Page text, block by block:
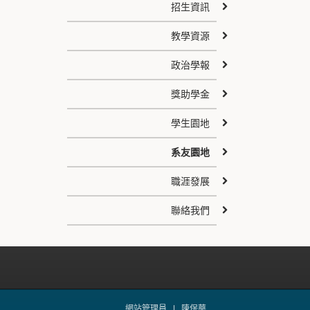
招生資訊
教學資源
政治學報
獎助學金
學生園地
系友園地
職涯發展
聯絡我們